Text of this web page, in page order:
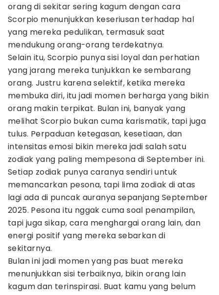
orang di sekitar sering kagum dengan cara
Scorpio menunjukkan keseriusan terhadap hal
yang mereka pedulikan, termasuk saat
mendukung orang-orang terdekatnya.
Selain itu, Scorpio punya sisi loyal dan perhatian
yang jarang mereka tunjukkan ke sembarang
orang. Justru karena selektif, ketika mereka
membuka diri, itu jadi momen berharga yang bikin
orang makin terpikat. Bulan ini, banyak yang
melihat Scorpio bukan cuma karismatik, tapi juga
tulus. Perpaduan ketegasan, kesetiaan, dan
intensitas emosi bikin mereka jadi salah satu
zodiak yang paling mempesona di September ini.
Setiap zodiak punya caranya sendiri untuk
memancarkan pesona, tapi lima zodiak di atas
lagi ada di puncak auranya sepanjang September
2025. Pesona itu nggak cuma soal penampilan,
tapi juga sikap, cara menghargai orang lain, dan
energi positif yang mereka sebarkan di
sekitarnya.
Bulan ini jadi momen yang pas buat mereka
menunjukkan sisi terbaiknya, bikin orang lain
kagum dan terinspirasi. Buat kamu yang belum